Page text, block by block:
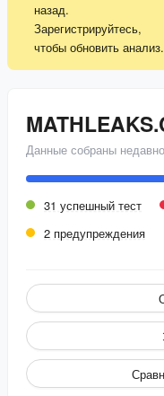
назад.
Зарегистрируйтесь,
чтобы обновить анализ.
Данные собраны недавно
31 успешный тест
2 предупреждения